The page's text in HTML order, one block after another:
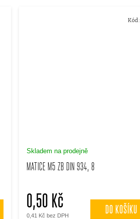
MATICE M5 ZB DIN 934, 8
Skladem na prodejně
0,41 Kč bez DPH
0,50 Kč DO KOŠÍKU
Kód: